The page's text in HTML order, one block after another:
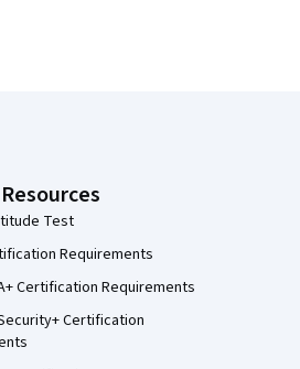
Test
Requirements
Certification Requirements
Certification